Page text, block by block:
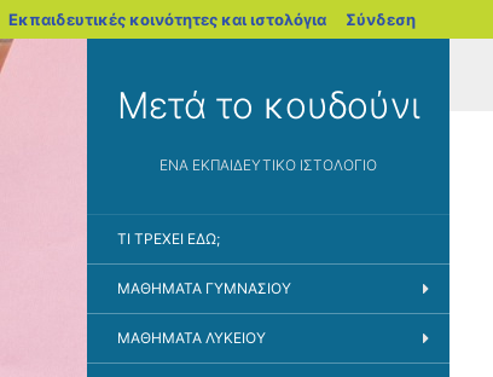
Εκπαιδευτικές κοινότητες και ιστολόγια blogs.sch.gr
Σύνδεση
Μετά το κουδούνι
ΈΝΑ ΕΚΠΑΙΔΕΥΤΙΚΌ ΙΣΤΟΛΌΓΙΟ
ΤΙ ΤΡΈΧΕΙ ΕΔΏ;
ΜΑΘΉΜΑΤΑ ΓΥΜΝΑΣΊΟΥ
ΜΑΘΉΜΑΤΑ ΛΥΚΕΊΟΥ